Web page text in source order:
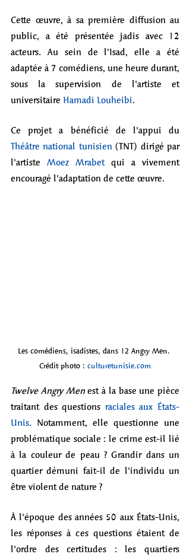
Cette œuvre, à sa première diffusion au
public, a été présentée jadis avec 12
acteurs. Au sein de l'Isad, elle a été
adaptée à 7 comédiens, une heure durant,
sous la supervision de l'artiste et
universitaire Hamadi Louheibi.
Théâtre national tunisien (TNT) dirigé par
l'artiste Moez Mrabet qui a vivement
encouragé l'adaptation de cette œuvre.
Les comédiens, isadistes, dans 12 Angry Men.
Crédit photo : culturetunisie.com
Twelve Angry Men est à la base une pièce
traitant des questions raciales aux États-
Unis. Notamment, elle questionne une
problématique sociale : le crime est-il lié
à la couleur de peau ? Grandir dans un
quartier démuni fait-il de l'individu un
être violent de nature ?
À l'époque des années 50 aux États-Unis,
les réponses à ces questions étaient de
l'ordre des certitudes : les quartiers